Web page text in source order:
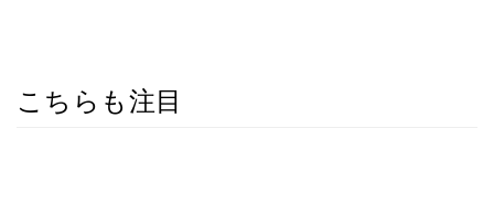
こちらも注目